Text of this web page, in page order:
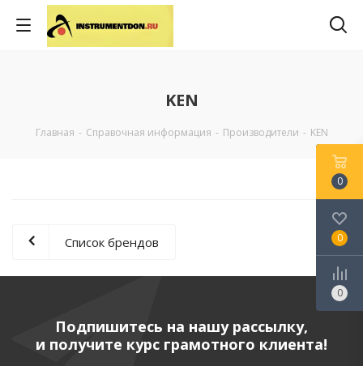
KEN
Главная - Справочная информация - Производители - KEN
Список брендов
Подпишитесь на нашу рассылку,
и получите курс грамотного клиента!
0
0
0